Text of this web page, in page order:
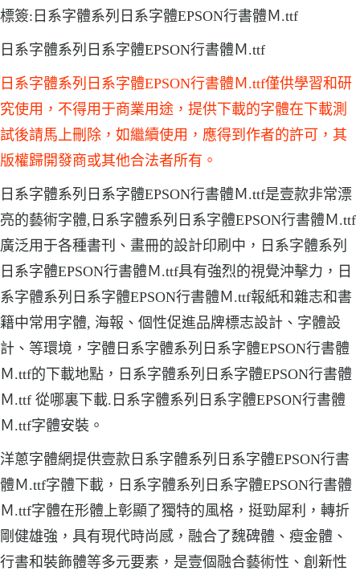
標簽:日系字體系列日系字體EPSON行書體Ｍ.ttf
日系字體系列日系字體EPSON行書體Ｍ.ttf
日系字體系列日系字體EPSON行書體Ｍ.ttf僅供學習和研
究使用，不得用于商業用途，提供下載的字體在下載測
試後請馬上刪除，如繼續使用，應得到作者的許可，其
版權歸開發商或其他合法者所有。
日系字體系列日系字體EPSON行書體Ｍ.ttf是壹款非常漂
亮的藝術字體,日系字體系列日系字體EPSON行書體Ｍ.ttf
廣泛用于各種書刊、畫冊的設計印刷中，日系字體系列
日系字體EPSON行書體Ｍ.ttf具有強烈的視覺沖擊力，日
系字體系列日系字體EPSON行書體Ｍ.ttf報紙和雜志和書
籍中常用字體, 海報、個性促進品牌標志設計、字體設
計、等環境，字體日系字體系列日系字體EPSON行書體
Ｍ.ttf的下載地點，日系字體系列日系字體EPSON行書體
Ｍ.ttf 從哪裏下載.日系字體系列日系字體EPSON行書體
Ｍ.ttf字體安裝。
洋蔥字體網提供壹款日系字體系列日系字體EPSON行書
體Ｍ.ttf字體下載，日系字體系列日系字體EPSON行書體
Ｍ.ttf字體在形體上彰顯了獨特的風格，挺勁犀利，轉折
剛健雄強，具有現代時尚感，融合了魏碑體、瘦金體、
行書和裝飾體等多元要素，是壹個融合藝術性、創新性